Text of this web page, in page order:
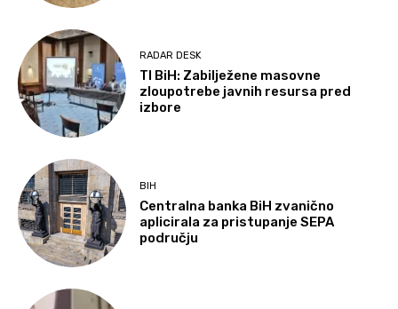
RADAR DESK
TI BiH: Zabilježene masovne
zloupotrebe javnih resursa pred
izbore
BIH
Centralna banka BiH zvanično
aplicirala za pristupanje SEPA
području